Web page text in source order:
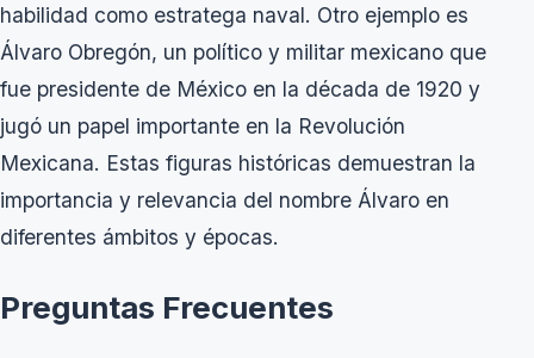
habilidad como estratega naval. Otro ejemplo es
Álvaro Obregón, un político y militar mexicano que
fue presidente de México en la década de 1920 y
jugó un papel importante en la Revolución
Mexicana. Estas figuras históricas demuestran la
importancia y relevancia del nombre Álvaro en
diferentes ámbitos y épocas.
Preguntas Frecuentes